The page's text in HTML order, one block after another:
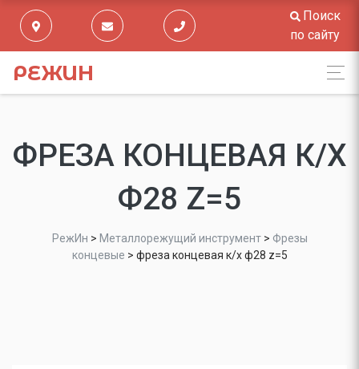
Поиск
по сайту
РЕЖИН
ФРЕЗА КОНЦЕВАЯ К/Х
Ф28 Z=5
РежИн > Металлорежущий инструмент> Фрезы
концевые > фреза концевая к/х ф28 z=5